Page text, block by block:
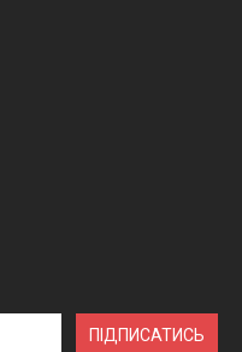
ПІДПИСАТИСЬ